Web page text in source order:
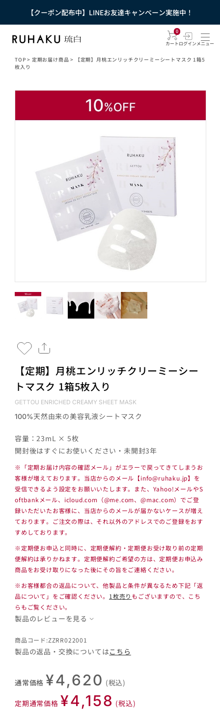
【クーポン配布中】LINEお友達キャンペーン実施中！
0
カートログインメニュー
TOP > 定期お届け商品 >
【定期】月桃エンリッチクリーミーシートマスク 1箱5
枚入り
【定期】月桃エンリッチクリーミーシー
トマスク 1箱5枚入り
GETTOU ENRICHED CREAMY SHEET MASK
100%天然由来の美容乳液シートマスク
容量：23mL × 5枚
開封後はすぐにお使いください・未開封3年
※「定期お届け内容の確認メール」がエラーで戻ってきてしまうお
客様が増えております。当店からのメール【info@ruhaku.jp】を
受信できるよう設定をお願いいたします。また、Yahoo!メールやS
oftbankメール、icloud.com（@me.com、@mac.com）でご登
録いただいたお客様に、当店からのメールが届かないケースが増え
ております。ご注文の際は、それ以外のアドレスでのご登録をおす
すめしております。
※定期便お申込と同時に、定期便解約・定期便お受け取り前の定期
便解約は承りかねます。定期便解約ご希望の方は、定期便お申込み
商品をお受け取りになった後にその旨をご連絡ください。
※お客様都合の返品について、他製品と条件が異なるため下記「返
品について」をご確認ください。 1枚売り もございますので、こち
らもご覧ください。
製品のレビューを見る
商品コード:ZZRR022001
製品の返品・交換についてはこちら
通常価格 ¥4,620 (税込)
定期通常価格 ¥4,158 (税込)